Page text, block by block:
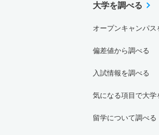
大学を調べる
オープンキャンパス
偏差値から調べる
入試情報を調べる
気になる項目で大学
留学について調べる